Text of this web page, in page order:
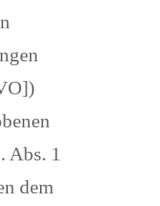
Abs. 1
dem